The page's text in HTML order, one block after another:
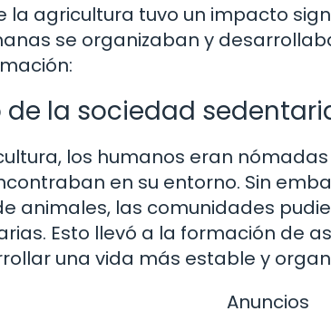
la agricultura tuvo un impacto
se organizaban y
de la sociedad
los humanos eran
en su entorno. Sin
animales, las comunidades
Esto llevó a la formación de
una vida más estable y
Anuncios